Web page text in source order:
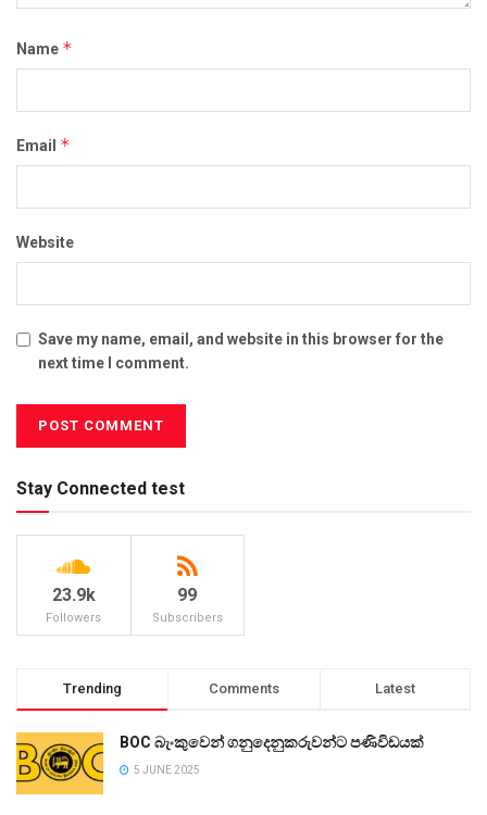
Name *
Email *
Website
Save my name, email, and website in this browser for the
next time I comment.
Stay Connected test
23.9k
Followers
99
Subscribers
Trending Comments Latest
BOC බැංකුවෙන් ගනුදෙනුකරුවන්ට පණිවිඩයක්
5 JUNE 2025